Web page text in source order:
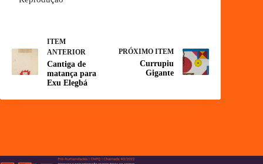
ITEM
ANTERIOR
Cantiga de
matança para
Exu Elegbá
PRÓXIMO ITEM
Currupiu
Gigante